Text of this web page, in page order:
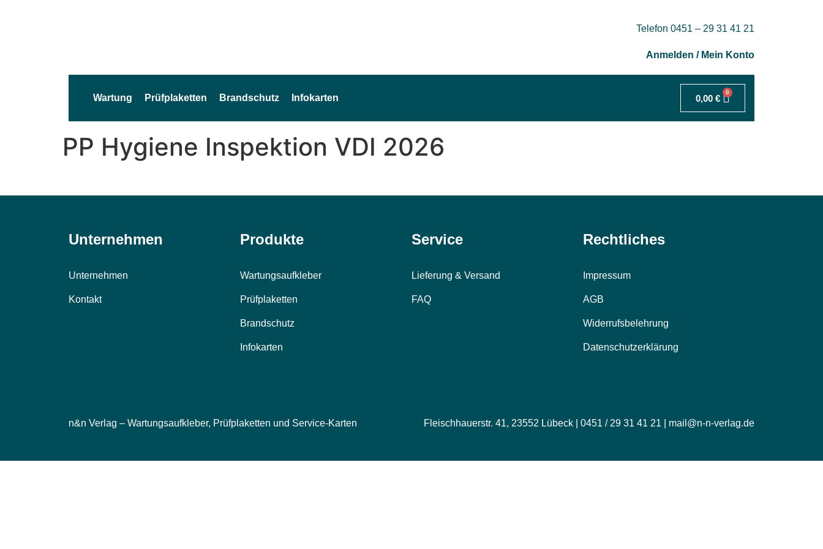
Telefon 0451 – 29 31 41 21
Anmelden / Mein Konto
Wartung Prüfplaketten Brandschutz Infokarten 0,00 €
0
PP Hygiene Inspektion VDI 2026
Unternehmen
Unternehmen
Kontakt
Produkte
Wartungsaufkleber
Prüfplaketten
Brandschutz
Infokarten
Service
Lieferung & Versand
FAQ
Rechtliches
Impressum
AGB
Widerrufsbelehrung
Datenschutzerklärung
n&n Verlag – Wartungsaufkleber, Prüfplaketten und Service-Karten Fleischhauerstr. 41, 23552 Lübeck | 0451 / 29 31 41 21 | mail@n-n-verlag.de